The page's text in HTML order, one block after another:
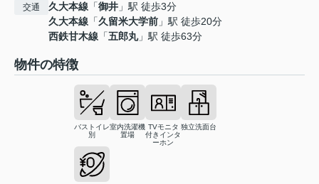
交通 久大本線 「御井 」駅 徒歩3分
久大本線 「久留米大学前 」駅 徒歩20分
西鉄甘木線 「五郎丸」駅 徒歩63分
物件の特徴
バストイレ
別
室内洗濯機
置場
TVモニタ
付きインタ
ーホン
独立洗面台